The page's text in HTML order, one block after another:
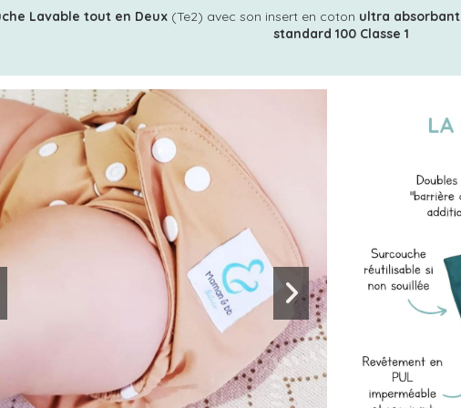
Lavable tout en Deux(Te2) avec son insert en coton ultra absorbant
standard 100 Classe 1